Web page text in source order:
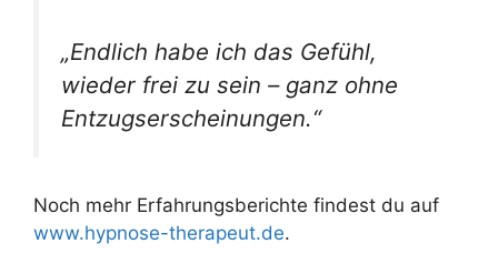
„Endlich habe ich das Gefühl,
wieder frei zu sein – ganz ohne
Entzugserscheinungen.“
Noch mehr Erfahrungsberichte findest du auf
www.hypnose-therapeut.de.